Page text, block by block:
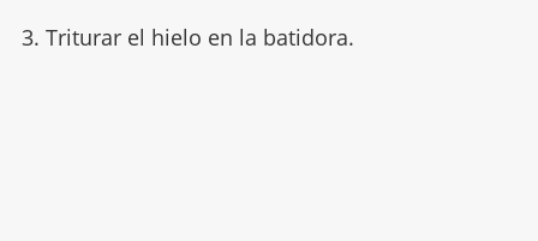
3. Triturar el hielo en la batidora.